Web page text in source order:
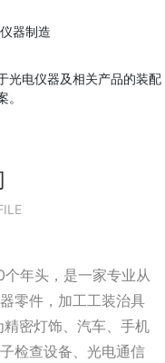
器制造
光电仪器及相关产品的装配
年头，是一家专业从
零件，加工工装治具
密灯饰、汽车、手机
检查设备、光电通信